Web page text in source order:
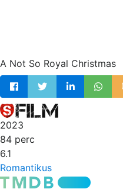
A Not So Royal Christmas
2023
84 perc
6.1
Romantikus